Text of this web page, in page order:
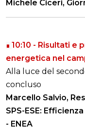
Michele Ciceri,
∎ 10:10 - Risultati e
energetica nel
Alla luce del
concluso
Marcello Salvio,
SPS-ESE:
- ENEA